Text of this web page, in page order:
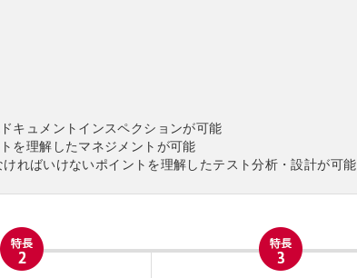
キュメントインスペクションが可能
を理解したマネジメントが可能
ばいけないポイントを理解したテスト分析・設計が可能